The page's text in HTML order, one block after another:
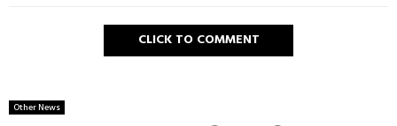
CLICK TO COMMENT
Other News